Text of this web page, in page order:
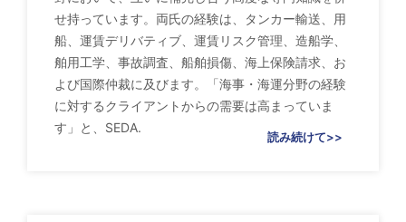
せ持っています。両氏の経験は、タンカー輸送、用
船、運賃デリバティブ、運賃リスク管理、造船学、
舶用工学、事故調査、船舶損傷、海上保険請求、お
よび国際仲裁に及びます。「海事・海運分野の経験
に対するクライアントからの需要は高まっていま
す」と、SEDA.
読み続けて>>